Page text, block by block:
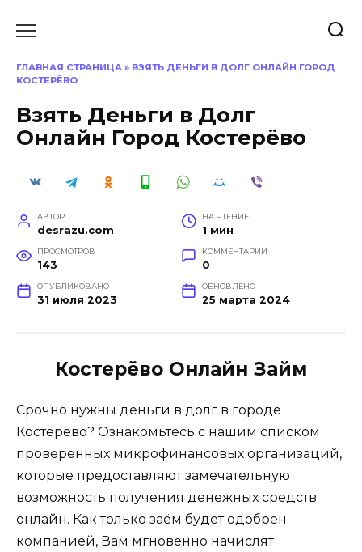
ГЛАВНАЯ СТРАНИЦА » ВЗЯТЬ ДЕНЬГИ В ДОЛГ ОНЛАЙН ГОРОД
КОСТЕРЁВО
Взять Деньги в Долг
Онлайн Город Костерёво
АВТОР
desrazu.com
НА ЧТЕНИЕ
1 мин
ПРОСМОТРОВ
143
КОММЕНТАРИИ
0
ОПУБЛИКОВАНО
31 июля 2023
ОБНОВЛЕНО
25 марта 2024
Костерёво Онлайн Займ
Срочно нужны деньги в долг в городе
Костерёво? Ознакомьтесь с нашим списком
проверенных микрофинансовых организаций,
которые предоставляют замечательную
возможность получения денежных средств
онлайн. Как только заём будет одобрен
компанией, Вам мгновенно начислят